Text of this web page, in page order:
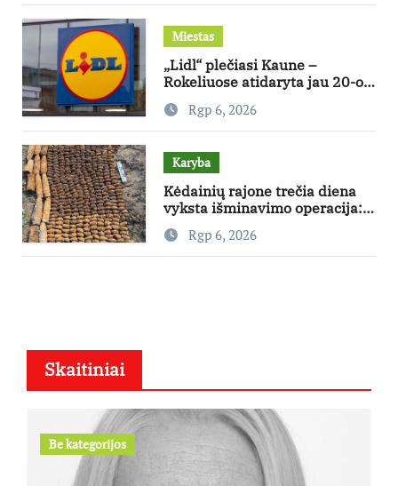
Miestas
„Lidl“ plečiasi Kaune –
Rokeliuose atidaryta jau 20-oji
parduotuvė mieste
Rgp 6, 2026
Karyba
Kėdainių rajone trečia diena
vyksta išminavimo operacija:
rastas didelis kiekis Antrojo
pasaulinio karo laikų
standartinės amunicijos ir jos
Rgp 6, 2026
Skaitiniai
Be kategorijos